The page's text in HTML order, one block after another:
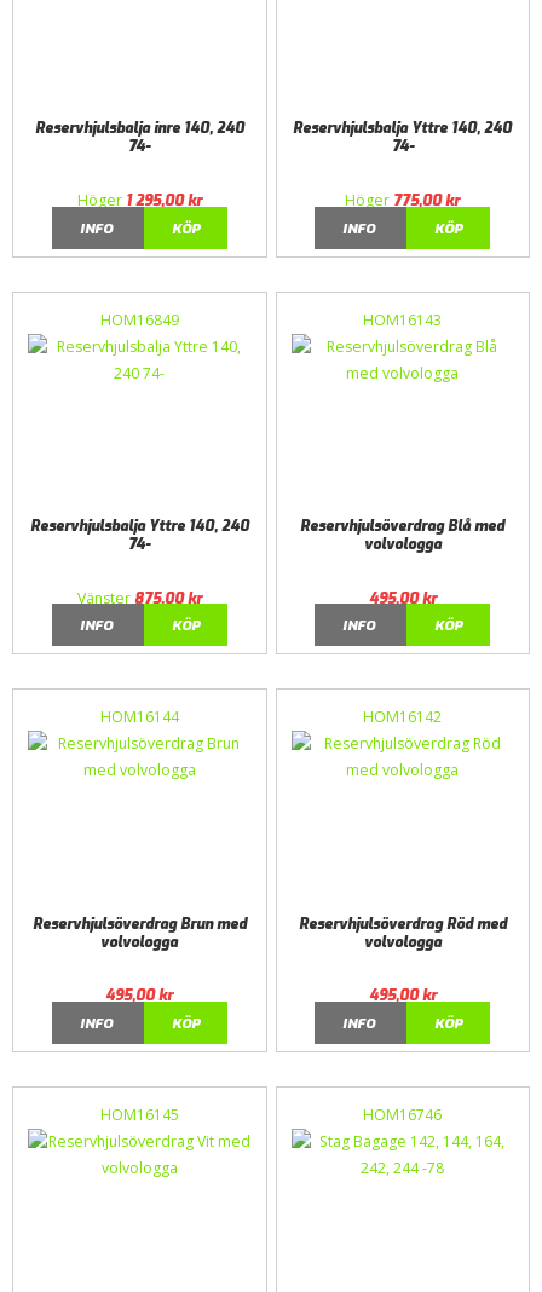
Reservhjulsbalja inre 140, 240
74-
Höger 1 295,00kr
INFO
KÖP
Reservhjulsbalja Yttre 140, 240
74-
Höger 775,00kr
INFO
KÖP
HOM16849
Reservhjulsbalja Yttre 140, 240
74-
Vänster 875,00kr
INFO
KÖP
HOM16143
Reservhjulsöverdrag Blå med
volvologga
495,00kr
INFO
KÖP
HOM16144
Reservhjulsöverdrag Brun med
volvologga
495,00kr
INFO
KÖP
HOM16142
Reservhjulsöverdrag Röd med
volvologga
495,00kr
INFO
KÖP
HOM16145 HOM16746